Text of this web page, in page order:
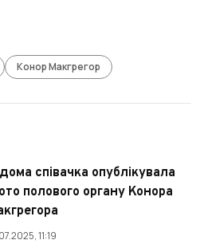
Конор Макгрегор
співачка опублікувала
полового органу Конора
11:19